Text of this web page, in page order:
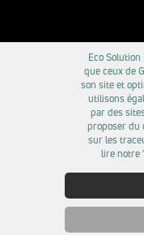
Eco
que ceux de
son site et
utilisons
par des
proposer du
sur les
lire notre